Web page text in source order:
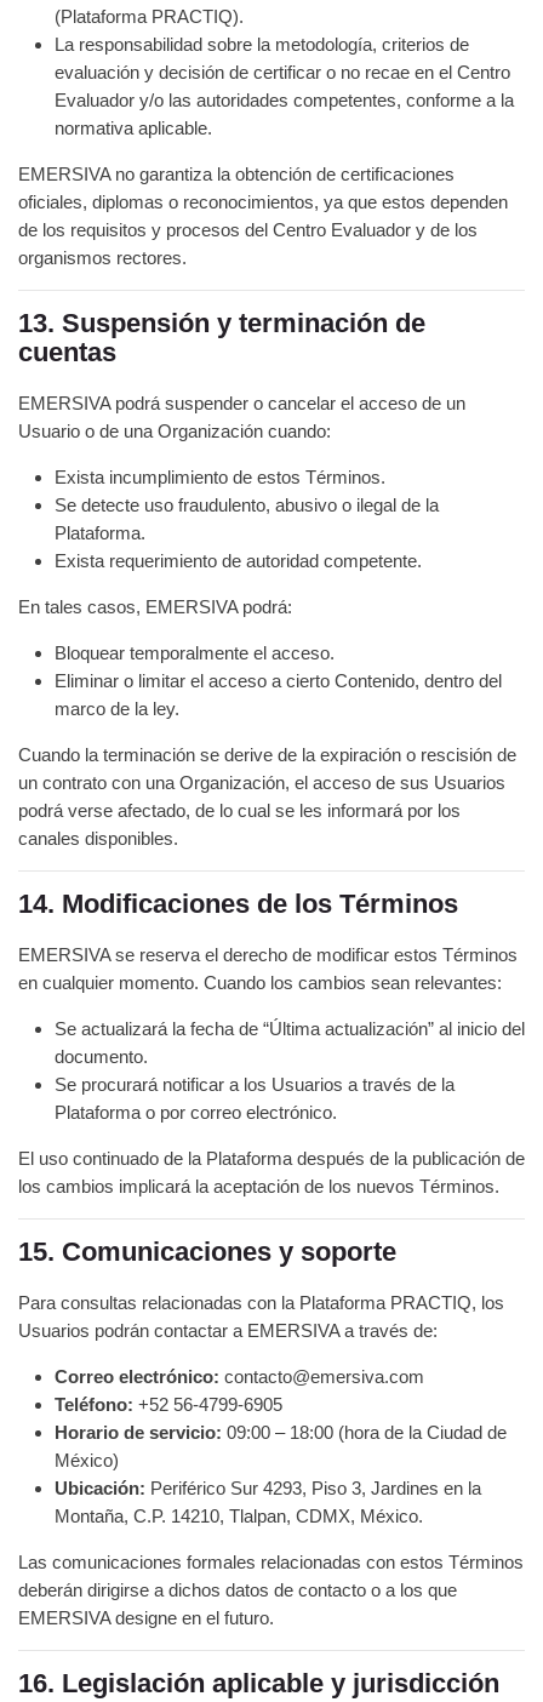
(Plataforma PRACTIQ).
La responsabilidad sobre la metodología, criterios de
evaluación y decisión de certificar o no recae en el Centro
Evaluador y/o las autoridades competentes, conforme a la
normativa aplicable.
EMERSIVA no garantiza la obtención de certificaciones
oficiales, diplomas o reconocimientos, ya que estos dependen
de los requisitos y procesos del Centro Evaluador y de los
organismos rectores.
13. Suspensión y terminación de
cuentas
EMERSIVA podrá suspender o cancelar el acceso de un
Usuario o de una Organización cuando:
Exista incumplimiento de estos Términos.
Se detecte uso fraudulento, abusivo o ilegal de la
Plataforma.
Exista requerimiento de autoridad competente.
En tales casos, EMERSIVA podrá:
Bloquear temporalmente el acceso.
Eliminar o limitar el acceso a cierto Contenido, dentro del
marco de la ley.
Cuando la terminación se derive de la expiración o rescisión de
un contrato con una Organización, el acceso de sus Usuarios
podrá verse afectado, de lo cual se les informará por los
canales disponibles.
14. Modificaciones de los Términos
EMERSIVA se reserva el derecho de modificar estos Términos
en cualquier momento. Cuando los cambios sean relevantes:
Se actualizará la fecha de “Última actualización” al inicio del
documento.
Se procurará notificar a los Usuarios a través de la
Plataforma o por correo electrónico.
El uso continuado de la Plataforma después de la publicación de
los cambios implicará la aceptación de los nuevos Términos.
15. Comunicaciones y soporte
Para consultas relacionadas con la Plataforma PRACTIQ, los
Usuarios podrán contactar a EMERSIVA a través de:
Correo electrónico: contacto@emersiva.com
Teléfono: +52 56-4799-6905
Horario de servicio: 09:00 – 18:00 (hora de la Ciudad de
México)
Ubicación: Periférico Sur 4293, Piso 3, Jardines en la
Montaña, C.P. 14210, Tlalpan, CDMX, México.
Las comunicaciones formales relacionadas con estos Términos
deberán dirigirse a dichos datos de contacto o a los que
EMERSIVA designe en el futuro.
16. Legislación aplicable y jurisdicción